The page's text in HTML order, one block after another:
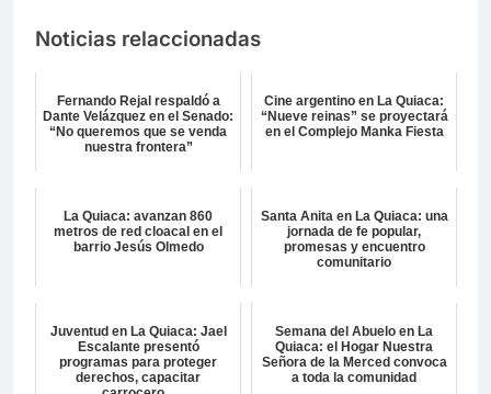
Noticias relaccionadas
Fernando Rejal respaldó a
Dante Velázquez en el Senado:
“No queremos que se venda
nuestra frontera”
Cine argentino en La Quiaca:
“Nueve reinas” se proyectará
en el Complejo Manka Fiesta
La Quiaca: avanzan 860
metros de red cloacal en el
barrio Jesús Olmedo
Santa Anita en La Quiaca: una
jornada de fe popular,
promesas y encuentro
comunitario
Juventud en La Quiaca: Jael
Escalante presentó
programas para proteger
derechos, capacitar
Semana del Abuelo en La
Quiaca: el Hogar Nuestra
Señora de la Merced convoca
a toda la comunidad